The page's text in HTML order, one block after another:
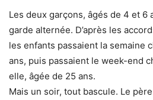
Les deux garçons, âgés de 4 et 6
garde alternée. D’après les
les enfants passaient la semaine
ans, puis passaient le week-end
elle, âgée de 25 ans.
Mais un soir, tout bascule. Le